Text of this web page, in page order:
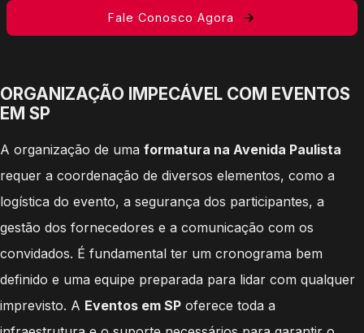
Fale Conosco Agora
ORGANIZAÇÃO IMPECÁVEL COM EVENTOS
EM SP
A organização de uma formatura na Avenida Paulista
requer a coordenação de diversos elementos, como a
logística do evento, a segurança dos participantes, a
gestão dos fornecedores e a comunicação com os
convidados. É fundamental ter um cronograma bem
definido e uma equipe preparada para lidar com qualquer
imprevisto. A Eventos em SP oferece toda a